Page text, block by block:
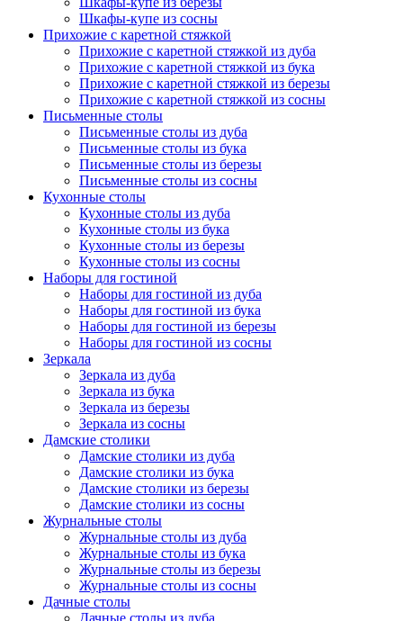
Шкафы-купе из сосны
Прихожие с каретной стяжкой
Прихожие с каретной стяжкой из дуба
Прихожие с каретной стяжкой из бука
Прихожие с каретной стяжкой из березы
Прихожие с каретной стяжкой из сосны
Письменные столы
Письменные столы из дуба
Письменные столы из бука
Письменные столы из березы
Письменные столы из сосны
Кухонные столы
Кухонные столы из дуба
Кухонные столы из бука
Кухонные столы из березы
Кухонные столы из сосны
Наборы для гостиной
Наборы для гостиной из дуба
Наборы для гостиной из бука
Наборы для гостиной из березы
Наборы для гостиной из сосны
Зеркала
Зеркала из дуба
Зеркала из бука
Зеркала из березы
Зеркала из сосны
Дамские столики
Дамские столики из дуба
Дамские столики из бука
Дамские столики из березы
Дамские столики из сосны
Журнальные столы
Журнальные столы из дуба
Журнальные столы из бука
Журнальные столы из березы
Журнальные столы из сосны
Дачные столы
Дачные столы из дуба